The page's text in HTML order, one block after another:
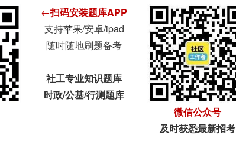
←扫码安装题库APP
支持苹果/安卓/ipad
随时随地刷题备考
社工专业知识题库
时政/公基/行测题库
微信公众号
及时获悉最新招考